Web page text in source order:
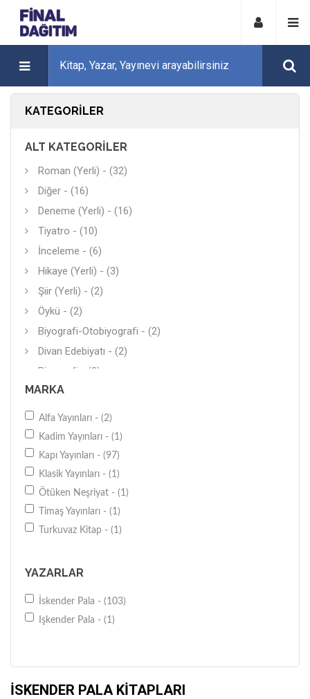
KATEGORILER
ALT KATEGORILER
Roman (Yerli) - (32)
Diğer - (16)
Deneme (Yerli) - (16)
Tiyatro - (10)
İnceleme - (6)
Hikaye (Yerli) - (3)
Şiir (Yerli) - (2)
Öykü - (2)
Biyografi-Otobiyografi - (2)
Divan Edebiyatı - (2)
Biyografi - (2)
Sözlük-İmla Klavuzu - (2)
Diğer - (1)
Siyer - (1)
Atasözleri-Deyimler - (1)
Anı-Yaşam - (1)
Kültür Yazıları - (1)
Araştırma-İnceleme - (1)
Genel - (1)
MARKA
Alfa Yayınları - (2)
Kadim Yayınları - (1)
Kapı Yayınları - (97)
Klasik Yayınları - (1)
Ötüken Neşriyat - (1)
Timaş Yayınları - (1)
Turkuvaz Kitap - (1)
YAZARLAR
İskender Pala - (103)
Işkender Pala - (1)
İSKENDER PALA KITAPLARI